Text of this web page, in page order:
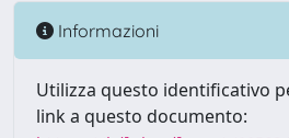
Informazioni
Utilizza questo identificativo
link a questo documento: